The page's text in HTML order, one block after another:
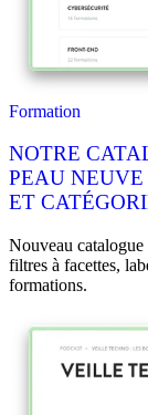
Formation
NOTRE
PEAU NEUVE
ET
Nouveau
filtres à facettes,
formations.